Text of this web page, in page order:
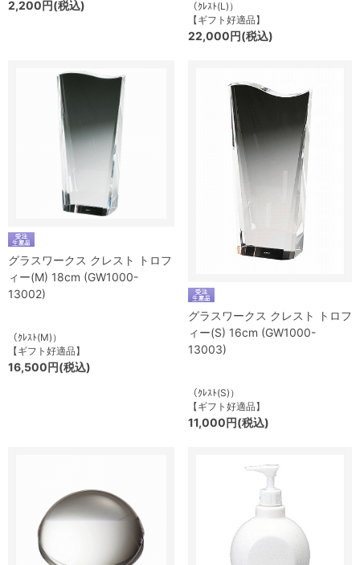
2,200円(税込)
（ｸﾚｽﾄ(L)）
【ギフト好適品】
22,000円(税込)
グラスワークス クレスト トロフ
ィー(M) 18cm (GW1000-
13002)
（ｸﾚｽﾄ(M)）
【ギフト好適品】
16,500円(税込)
グラスワークス クレスト トロフ
ィー(S) 16cm (GW1000-
13003)
（ｸﾚｽﾄ(S)）
【ギフト好適品】
11,000円(税込)